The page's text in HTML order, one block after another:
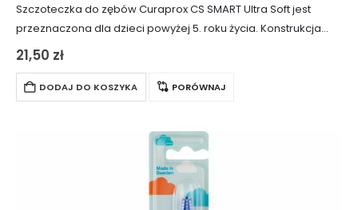
Szczoteczka do zębów Curaprox CS SMART Ultra Soft jest
przeznaczona dla dzieci powyżej 5. roku życia. Konstrukcja
rączki i główki czyszczącej została dostosowana do potrzeb
najmłodszych, co zapewnia skuteczne i…
21,50 zł
DODAJ DO KOSZYKA PORÓWNAJ